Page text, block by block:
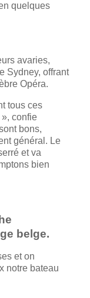
quelques
avaries,
Sydney, offrant
Opéra.
tous ces
», confie
bons,
général. Le
et va
bien
belge.
et on
notre bateau